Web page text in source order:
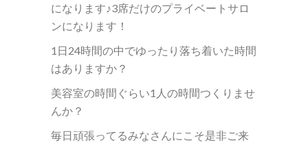
になります♪3席だけのプライベートサロ
ンになります！
1日24時間の中でゆったり落ち着いた時間
はありますか？
美容室の時間ぐらい1人の時間つくりませ
んか？
毎日頑張ってるみなさんにこそ是非ご来